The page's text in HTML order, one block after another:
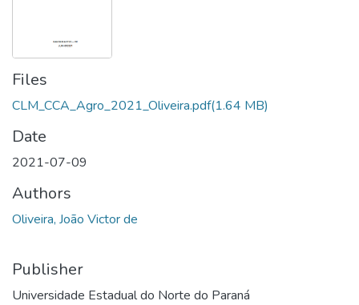
Files
CLM_CCA_Agro_2021_Oliveira.pdf(1.64 MB)
Date
2021-07-09
Authors
Oliveira, João Victor de
Publisher
Universidade Estadual do Norte do Paraná